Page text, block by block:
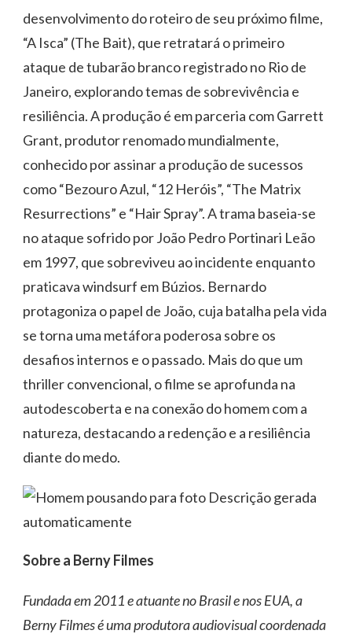
desenvolvimento do roteiro de seu próximo filme,
“A Isca” (The Bait), que retratará o primeiro
ataque de tubarão branco registrado no Rio de
Janeiro, explorando temas de sobrevivência e
resiliência. A produção é em parceria com Garrett
Grant, produtor renomado mundialmente,
conhecido por assinar a produção de sucessos
como “Bezouro Azul, “12 Heróis”, “The Matrix
Resurrections” e “Hair Spray”. A trama baseia-se
no ataque sofrido por João Pedro Portinari Leão
em 1997, que sobreviveu ao incidente enquanto
praticava windsurf em Búzios. Bernardo
protagoniza o papel de João, cuja batalha pela vida
se torna uma metáfora poderosa sobre os
desafios internos e o passado. Mais do que um
thriller convencional, o filme se aprofunda na
autodescoberta e na conexão do homem com a
natureza, destacando a redenção e a resiliência
diante do medo.
Sobre a Berny Filmes
Fundada em 2011 e atuante no Brasil e nos EUA, a
Berny Filmes é uma produtora audiovisual coordenada